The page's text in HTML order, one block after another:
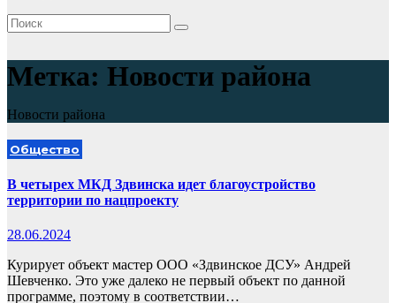
Метка: Новости района
Новости района
Общество
В четырех МКД Здвинска идет благоустройство
территории по нацпроекту
28.06.2024
Курирует объект мастер ООО «Здвинское ДСУ» Андрей
Шевченко. Это уже далеко не первый объект по данной
программе, поэтому в соответствии…